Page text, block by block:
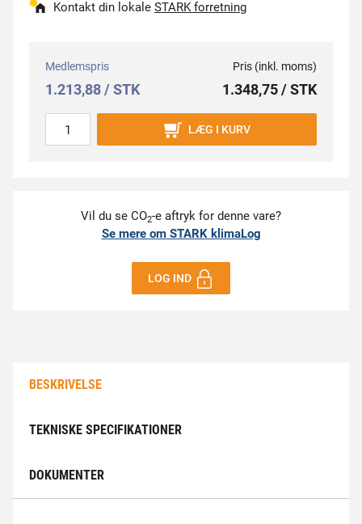
Kontakt din lokale STARK forretning
Medlemspris
1.213,88 / STK
Pris (inkl. moms)
1.348,75 / STK
LÆG I KURV
Vil du se CO2-e aftryk for denne vare?
Se mere om STARK klimaLog
LOG IND
BESKRIVELSE
TEKNISKE SPECIFIKATIONER
DOKUMENTER